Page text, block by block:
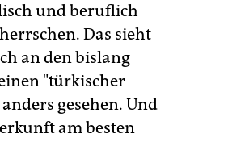
und beruflich
Das sieht
an den bislang
"türkischer
gesehen. Und
am besten